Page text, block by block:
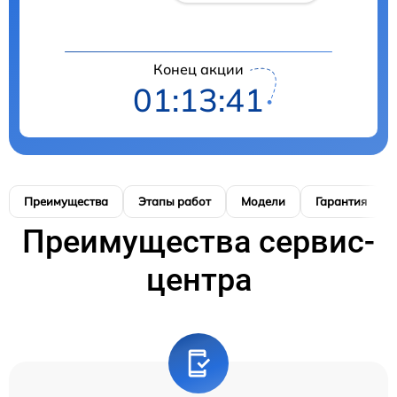
Конец акции
01:13:40
Преимущества Этапы работ Модели Гарантия
Преимущества сервис-
центра